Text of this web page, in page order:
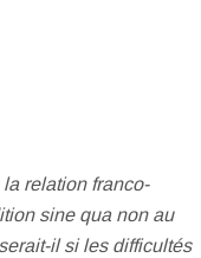
relation franco-
sine qua non au
il si les difficultés